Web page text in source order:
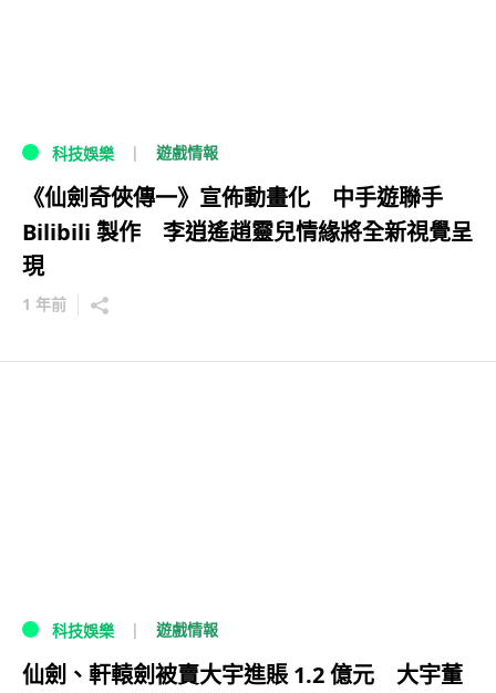
科技娛樂 遊戲情報
《仙劍奇俠傳一》宣佈動畫化 中手遊聯手
Bilibili 製作 李逍遙趙靈兒情緣將全新視覺呈
現
1 年前
科技娛樂 遊戲情報
仙劍、軒轅劍被賣大宇進賬 1.2 億元 大宇董